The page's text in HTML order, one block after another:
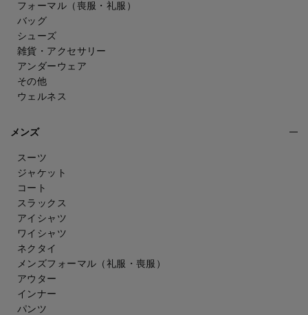
フォーマル（喪服・礼服）
バッグ
シューズ
雑貨・アクセサリー
アンダーウェア
その他
ウェルネス
メンズ
スーツ
ジャケット
コート
スラックス
アイシャツ
ワイシャツ
ネクタイ
メンズフォーマル （礼服・喪服）
アウター
インナー
パンツ